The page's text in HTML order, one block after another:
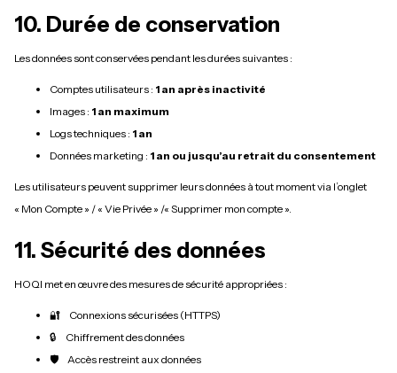
10. Durée de conservation
Les données sont conservées pendant les durées suivantes :
Comptes utilisateurs : 1 an après inactivité
Images : 1 an maximum
Logs techniques : 1 an
Données marketing : 1 an ou jusqu’au retrait du consentement
Les utilisateurs peuvent supprimer leurs données à tout moment via l’onglet
« Mon Compte » / « Vie Privée » /« Supprimer mon compte ».
11. Sécurité des données
HOQI met en œuvre des mesures de sécurité appropriées :
🔐 Connexions sécurisées (HTTPS)
🔒 Chiffrement des données
🛡️ Accès restreint aux données